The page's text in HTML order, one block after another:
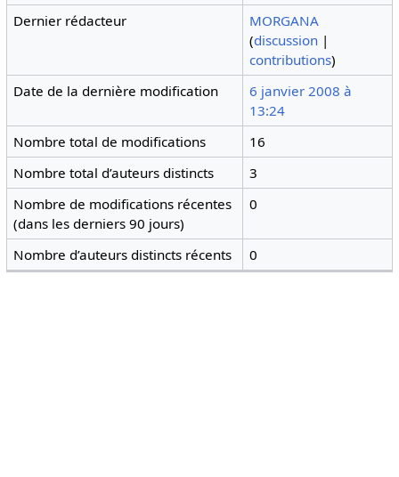
Dernier rédacteur
MORGANA
(discussion |
contributions)
Date de la dernière modification
6 janvier 2008 à
13:24
Nombre total de modifications
16
Nombre total d’auteurs distincts
3
Nombre de modifications récentes
(dans les derniers 90 jours)
0
Nombre d’auteurs distincts récents 0